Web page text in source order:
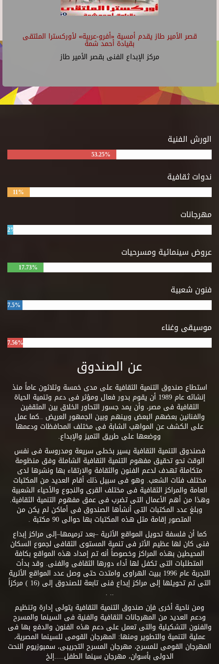
قصر الأمير طاز يقدم أمسية «أفرو-عربية» لأوركسترا الملتقى
بقيادة أحمد شمة
مركز الإبداع الفنى بقصر الأمير طاز
الورش الفنية
53.25%
ندوات ثقافية
11%
مهرجانات
2%
عروض سينمائية ومسرحيات
17.73%
فنون شعبية
7.5%
موسيقى وغناء
7.56%
عن الصندوق
استطاع صندوق التنمية الثقافية على مدى خمسة وثلاثون عاماً منذ
إنشائه عام 1989 أن يقوم بدور فعال ومؤثر فى دعم وتنمية الحياة
الثقافية فى مصر، وأن يمد جسور التحاور الخلاق بين المثقفين
والفنانين بعضهم البعض وبينهم وبين الجمهور العريض ..كما عمل
على الكشف عن المواهب الشابة فى مختلف المحافظات ودعمها
ووضعها على طريق التميز والإبداع.
فصندوق التنمية الثقافية يسير بخطى سريعة ومدروسة فى نفس
الوقت نحو تحقيق مفهوم التنمية الثقافية الشاملة وفق منظومة
متكاملة تهدف لدعم الفنون والثقافة والارتقاء بها ونشرها لدى
مختلف فئات الشعب. وهو فى سبيل ذلك أقام العديد من المكتبات
العامة والمراكز الثقافية فى مختلف القرى والنجوع والأحياء الشعبية
وهذا من أهم الأعمال التى تضرب فى عمق مفهوم التنمية الثقافية.
وبلغ عدد المكتبات التى أنشأها الصندوق فى أماكن لم يكن من
المتصور إقامة مثل هذه المكتبات بها حوالى 90 مكتبة .
كما أن فلسفة تحويل المواقع الأثرية –بعد ترميمها–إلى مراكز إبداع
فنى كان لها عظيم الأثر فى تنمية المستوى الثقافى لجموع السكان
المحيطين بهذه المراكز وخصوصاً أنه تم إمداد هذه المواقع بكافة
المتطلبات التى تكفل لها أداء دورها الثقافى والفنى. وقد بدأت
التجربة عام 1996 ببيت الهراوى وامتدت حتى وصل عدد المواقع الأثرية
التى تم تحويلها إلى مراكز إبداع فنى تابعة للصندوق إلى (16 ) مركزاً
.. .
ومن ناحية أخرى فإن صندوق التنمية الثقافية يتولى إدارة وتنظيم
ودعم العديد من المهرجانات الثقافية والفنية فى السينما والمسرح
والفنون التشكيلية والتى تعمل على دعم هذه الفنون والدفع بها فى
عملية التنمية والتطوير ومنها: المهرجان القومى للسينما المصرية،
المهرجان القومى للمسرح، مهرجان المسرح التجريبى، سمبوزيوم النحت
الدولى بأسوان، مهرجان سينما الطفل.....إلخ